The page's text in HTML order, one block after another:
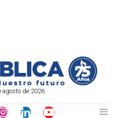
agosto de 2026